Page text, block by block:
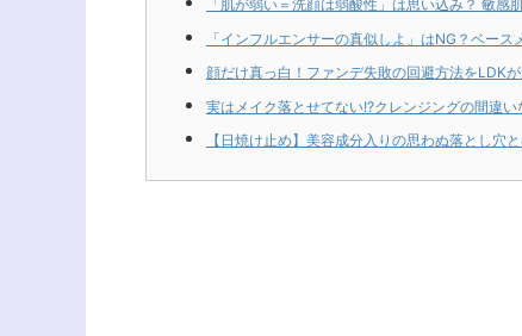
「肌が弱い＝洗顔は弱酸性」は思い込み？ 敏
「インフルエンサーの真似しよ」はNG？ベー
顔だけ真っ白！ファンデ失敗の回避方法をLDK
実はメイク落とせてない!?クレンジングの間違
【日焼け止め】美容成分入りの思わぬ落とし穴